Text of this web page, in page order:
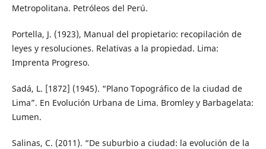
Metropolitana. Petróleos del Perú.
Portella, J. (1923), Manual del propietario: recopilación de
leyes y resoluciones. Relativas a la propiedad. Lima:
Imprenta Progreso.
Sadá, L. [1872] (1945). “Plano Topográfico de la ciudad de
Lima”. En Evolución Urbana de Lima. Bromley y Barbagelata:
Lumen.
Salinas, C. (2011). “De suburbio a ciudad: la evolución de la